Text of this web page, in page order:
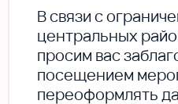
В cвязи с
центральных
просим вас
посещением
переоформлять